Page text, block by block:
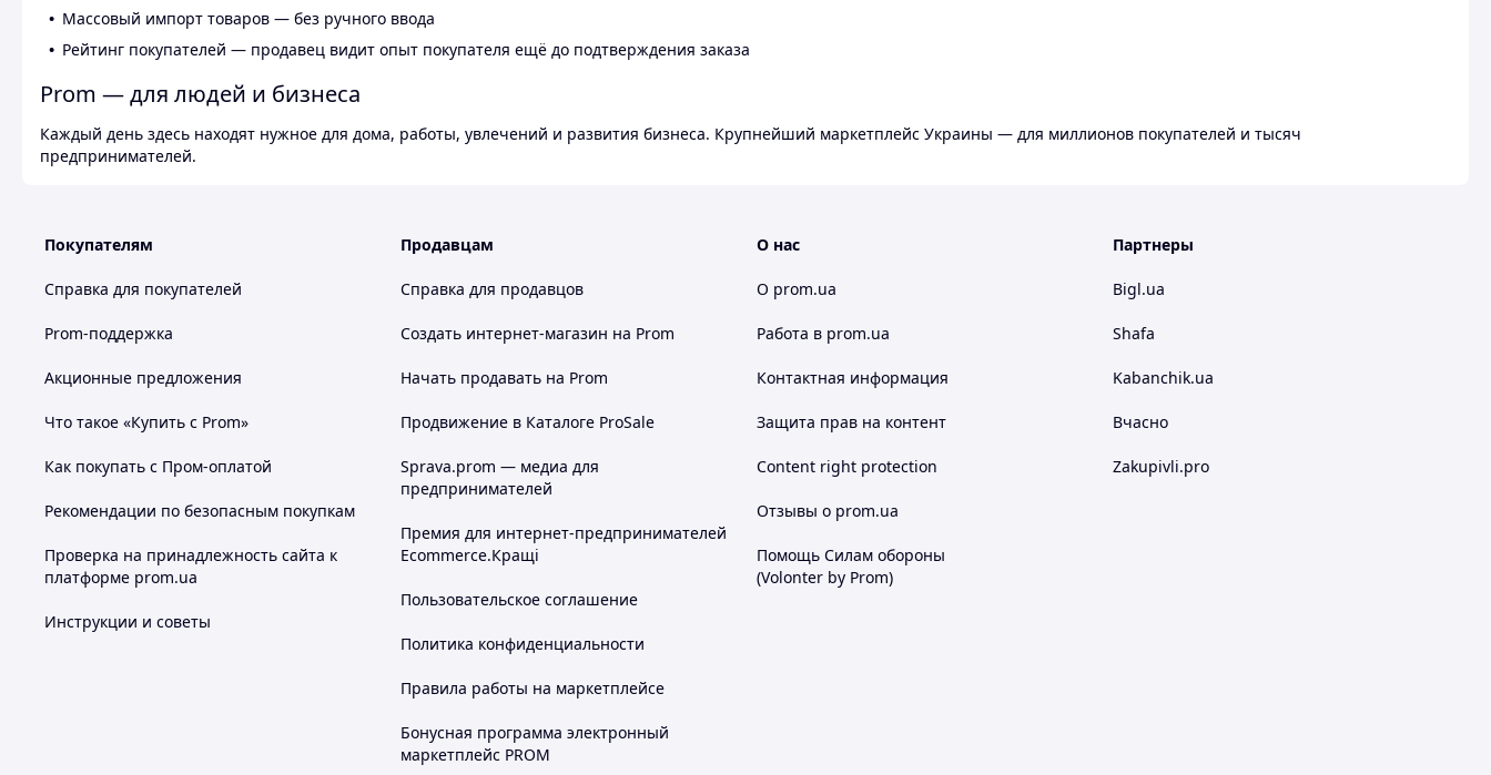
Массовый импорт товаров — без ручного ввода
Рейтинг покупателей — продавец видит опыт покупателя ещё до подтверждения заказа
Prom — для людей и бизнеса
Каждый день здесь находят нужное для дома, работы, увлечений и развития бизнеса. Крупнейший маркетплейс Украины — для миллионов покупателей и тысяч
предпринимателей.
Покупателям
Справка для покупателей
Prom-поддержка
Акционные предложения
Что такое «Купить с Prom»
Как покупать с Пром-оплатой
Рекомендации по безопасным покупкам
Проверка на принадлежность сайта к
платформе prom.ua
Инструкции и советы
Продавцам
Справка для продавцов
Создать интернет-магазин на Prom
Начать продавать на Prom
Продвижение в Каталоге ProSale
Sprava.prom — медиа для
предпринимателей
Премия для интернет-предпринимателей
Ecommerce.Кращі
Пользовательское соглашение
Политика конфиденциальности
Правила работы на маркетплейсе
Бонусная программа электронный
маркетплейс PROM
О нас
О prom.ua
Работа в prom.ua
Контактная информация
Защита прав на контент
Content right protection
Отзывы о prom.ua
Помощь Силам обороны
(Volonter by Prom)
Партнеры
Bigl.ua
Shafa
Kabanchik.ua
Вчасно
Zakupivli.pro